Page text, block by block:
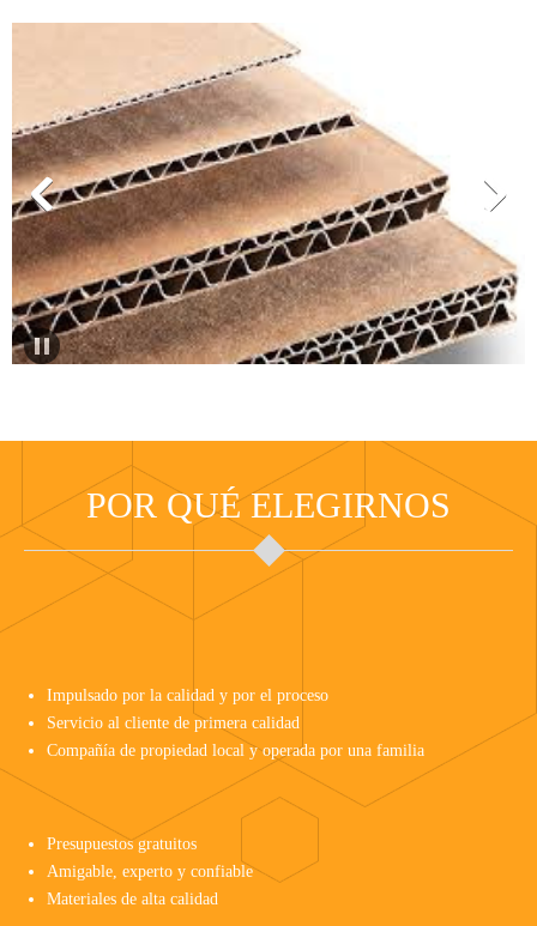
POR QUÉ ELEGIRNOS
Impulsado por la calidad y por el proceso
Servicio al cliente de primera calidad
Compañía de propiedad local y operada por una familia
Presupuestos gratuitos
Amigable, experto y confiable
Materiales de alta calidad